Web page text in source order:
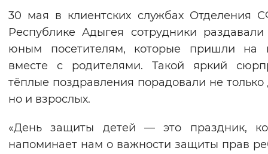
Синий фон
Изображения
Включены Выключены
Воспроизвести Остановить
30 мая в клиентских службах Отделения
Республике Адыгея сотрудники
юным посетителям, которые пришли на
вместе с родителями. Такой яркий
тёплые поздравления порадовали не только
но и взрослых.
«День защиты детей — это праздник,
напоминает нам о важности защиты прав